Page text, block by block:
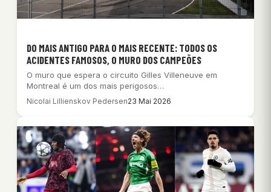
DO MAIS ANTIGO PARA O MAIS RECENTE: TODOS OS
ACIDENTES FAMOSOS, O MURO DOS CAMPEÕES
O muro que espera o circuito Gilles Villeneuve em
Montreal é um dos mais perigosos…
Nicolai Lillienskov Pedersen23 Mai 2026